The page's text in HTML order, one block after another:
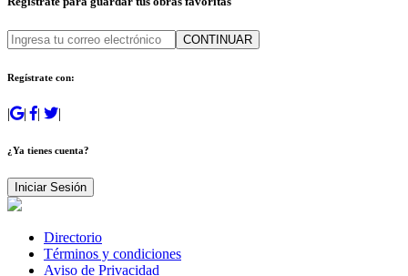
CONTINUAR
Regístrate con:
| | | |
¿Ya tienes cuenta?
Iniciar Sesión
Directorio
Términos y condiciones
Aviso de Privacidad